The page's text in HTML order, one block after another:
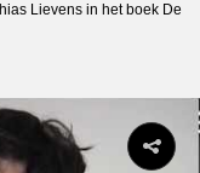
Lievens in het boek De